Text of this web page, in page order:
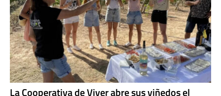
La Cooperativa de Viver abre sus viñedos el